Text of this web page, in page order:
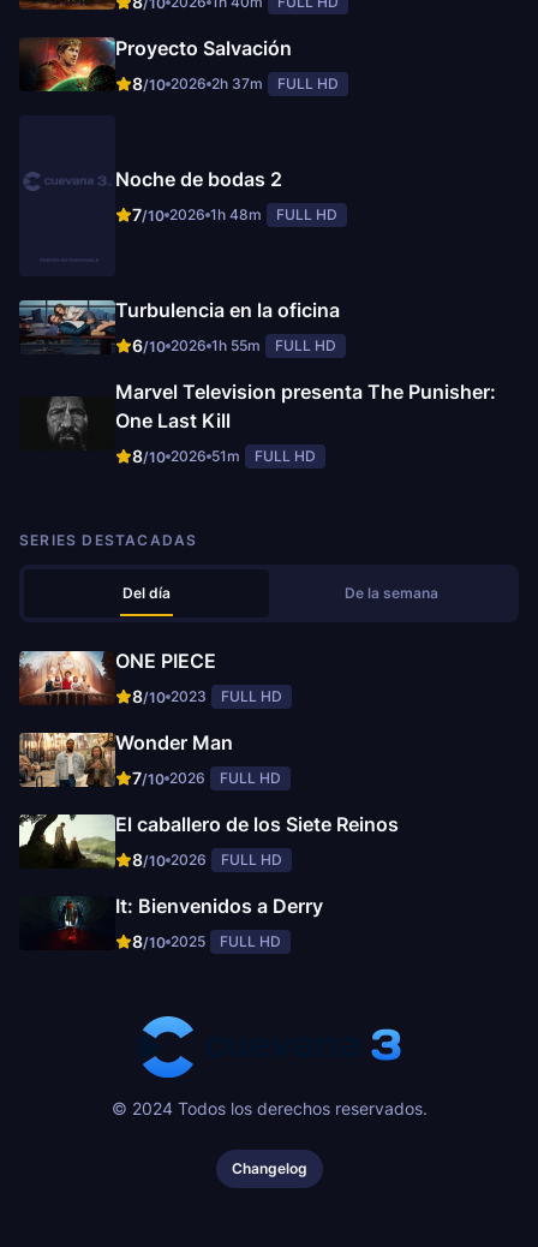
Proyecto Salvación
8/10 2026 2h 37m FULL HD
Noche de bodas 2
7/10 2026 1h 48m FULL HD
Turbulencia en la oficina
6/10 2026 1h 55m FULL HD
Marvel Television presenta The Punisher:
One Last Kill
8/10 2026 51m FULL HD
SERIES DESTACADAS
Del día De la semana
ONE PIECE
8/10 2023 FULL HD
Wonder Man
7/10 2026 FULL HD
El caballero de los Siete Reinos
8/10 2026 FULL HD
It: Bienvenidos a Derry
8/10 2025 FULL HD
© 2024 Todos los derechos reservados.
Changelog